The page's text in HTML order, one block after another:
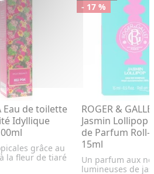
Eau de toilette
Idyllique
grâce au
la fleur de tiaré
- 17 %
ROGER &
Jasmin Lollipop
de Parfum Roll-
15ml
Un parfum aux
lumineuses de